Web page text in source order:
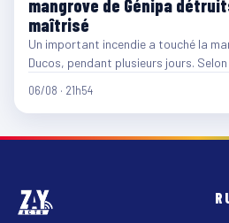
mangrove de Génipa
maîtrisé
Un important incendie a touché la
Ducos, pendant plusieurs jours.
06/08 · 21h54